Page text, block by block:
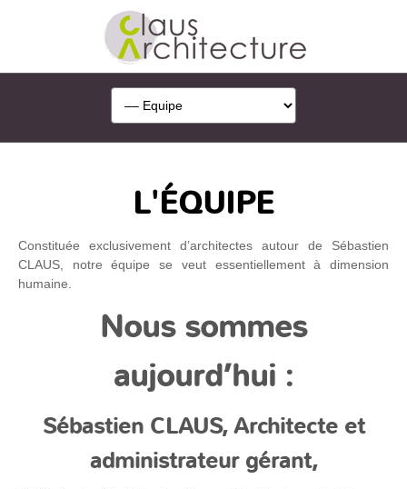
L'ÉQUIPE
Constituée exclusivement d’architectes autour de Sébastien
CLAUS, notre équipe se veut essentiellement à dimension
humaine.
Nous sommes
aujourd’hui :
Sébastien CLAUS, Architecte et
administrateur gérant,